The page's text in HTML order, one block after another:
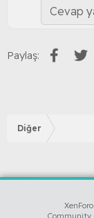
Cevap
Paylaş:
Diğer